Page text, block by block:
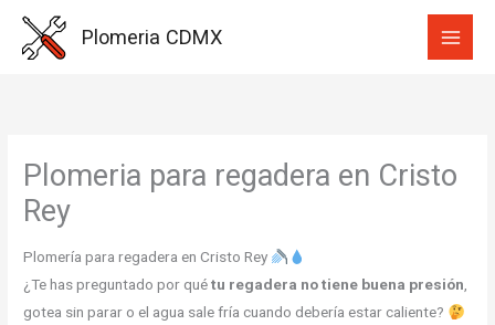
Plomeria CDMX
Plomeria para regadera en Cristo
Rey
Plomería para regadera en Cristo Rey
¿Te has preguntado por quétu regadera no tiene buena presión,
gotea sin parar o el agua sale fría cuando debería estar caliente?